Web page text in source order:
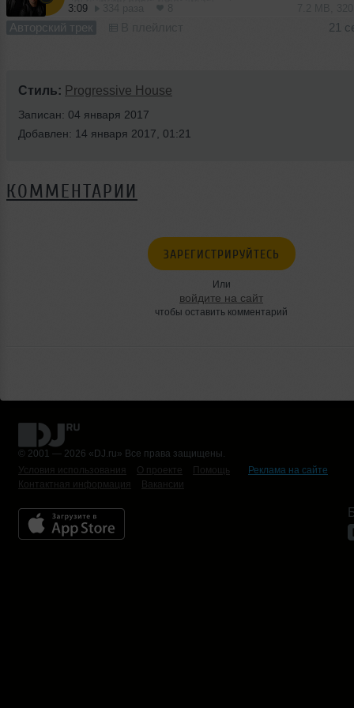
3:09
Авторский трек 21
Стиль: Progressive House
Записан: 04 января 2017
Добавлен: 14 января 2017, 01:21
КОММЕНТАРИИ
ЗАРЕГИСТРИРУЙТЕСЬ
Или
войдите на сайт
чтобы оставить комментарий
© 2001 — 2026 «DJ.ru» Все права защищены.
Условия использования
О проекте Помощь
Реклама на сайте
Контактная информация
Вакансии